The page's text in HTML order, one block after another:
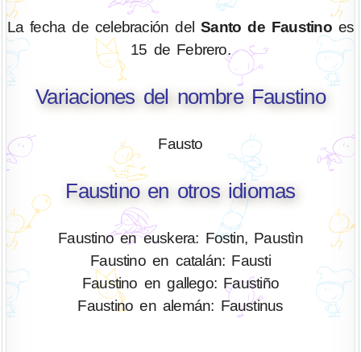
La fecha de celebración delSanto de Faustinoes
15 de Febrero.
Variaciones del nombre Faustino
Fausto
Faustino en otros idiomas
Faustino en euskera: Fostin, Paustìn
Faustino en catalán: Fausti
Faustino en gallego: Faustiño
Faustino en alemán: Faustinus